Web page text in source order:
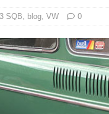
SQB, blog, VW 0